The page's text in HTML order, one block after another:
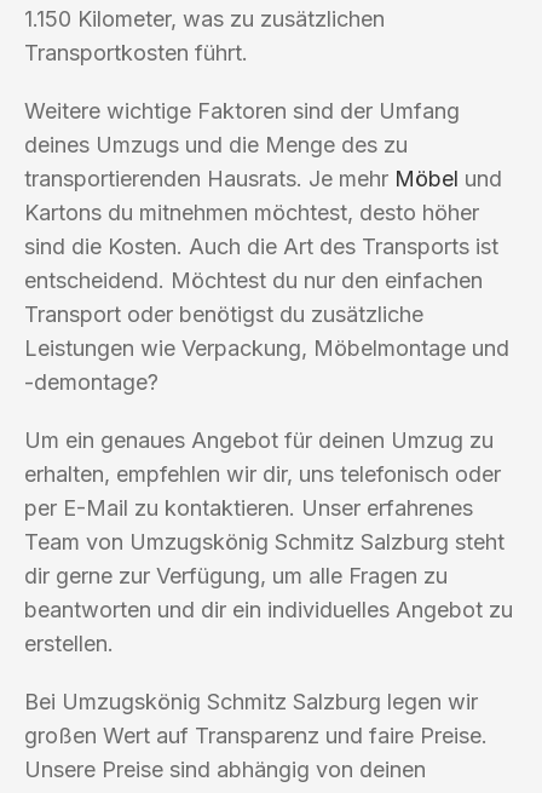
1.150 Kilometer, was zu zusätzlichen
Transportkosten führt.
Weitere wichtige Faktoren sind der Umfang
deines Umzugs und die Menge des zu
transportierenden Hausrats. Je mehr Möbel und
Kartons du mitnehmen möchtest, desto höher
sind die Kosten. Auch die Art des Transports ist
entscheidend. Möchtest du nur den einfachen
Transport oder benötigst du zusätzliche
Leistungen wie Verpackung, Möbelmontage und
-demontage?
Um ein genaues Angebot für deinen Umzug zu
erhalten, empfehlen wir dir, uns telefonisch oder
per E-Mail zu kontaktieren. Unser erfahrenes
Team von Umzugskönig Schmitz Salzburg steht
dir gerne zur Verfügung, um alle Fragen zu
beantworten und dir ein individuelles Angebot zu
erstellen.
Bei Umzugskönig Schmitz Salzburg legen wir
großen Wert auf Transparenz und faire Preise.
Unsere Preise sind abhängig von deinen